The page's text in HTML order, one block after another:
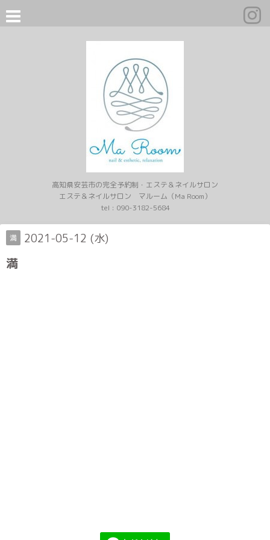
高知県安芸市の完全予約制・エステ＆ネイルサロン
エステ＆ネイルサロン マルーム（Ma Room）
tel : 090-3182-5684
満 2021-05-12 (水)
満